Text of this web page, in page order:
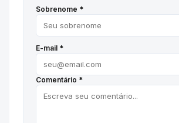
Sobrenome *
E-mail *
Comentário *